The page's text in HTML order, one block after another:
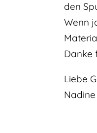
den
Wenn
Danke
Liebe
Nadine